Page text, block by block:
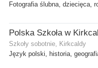
Fotografia ślubna, dziecięca,
Polska Szkoła w
Szkoły sobotnie, Kirkcaldy
Język polski, historia,